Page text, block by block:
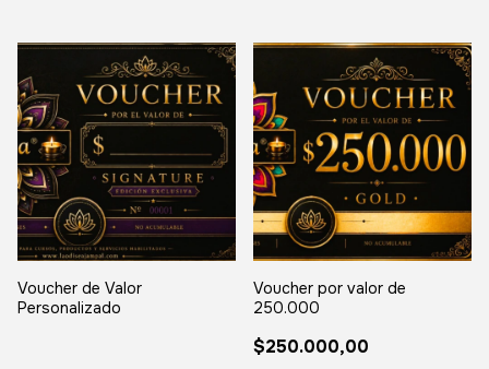
Voucher de Valor
Personalizado
Voucher por valor de
250.000
$250.000,00